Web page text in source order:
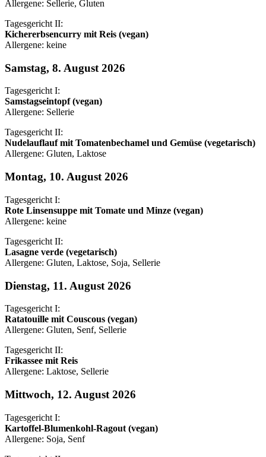
Allergene: Sellerie, Gluten
Tagesgericht II:
Kichererbsencurry mit Reis (vegan)
Allergene: keine
Samstag, 8. August 2026
Tagesgericht I:
Samstagseintopf (vegan)
Allergene: Sellerie
Tagesgericht II:
Nudelauflauf mit Tomatenbechamel und Gemüse (vegetarisch)
Allergene: Gluten, Laktose
Montag, 10. August 2026
Tagesgericht I:
Rote Linsensuppe mit Tomate und Minze (vegan)
Allergene: keine
Tagesgericht II:
Lasagne verde (vegetarisch)
Allergene: Gluten, Laktose, Soja, Sellerie
Dienstag, 11. August 2026
Tagesgericht I:
Ratatouille mit Couscous (vegan)
Allergene: Gluten, Senf, Sellerie
Tagesgericht II:
Frikassee mit Reis
Allergene: Laktose, Sellerie
Mittwoch, 12. August 2026
Tagesgericht I:
Kartoffel-Blumenkohl-Ragout (vegan)
Allergene: Soja, Senf